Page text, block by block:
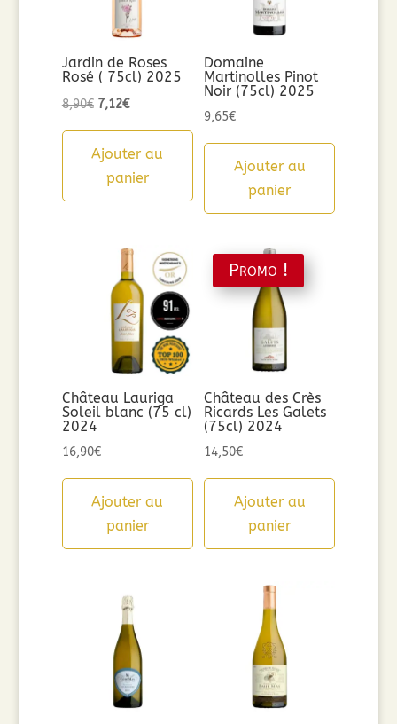
Jardin de Roses
Rosé ( 75cl) 2025
8,90€ Le
initial
était :
7,12€Le
actuel
est :
Ajouter au
panier
Domaine
Martinolles Pinot
Noir (75cl) 2025
9,65€
Ajouter au
panier
Château Lauriga
Soleil blanc (75 cl)
2024
16,90€
Ajouter au
panier
Promo !
Château des Crès
Ricards Les Galets
(75cl) 2024
14,50€
Ajouter au
panier